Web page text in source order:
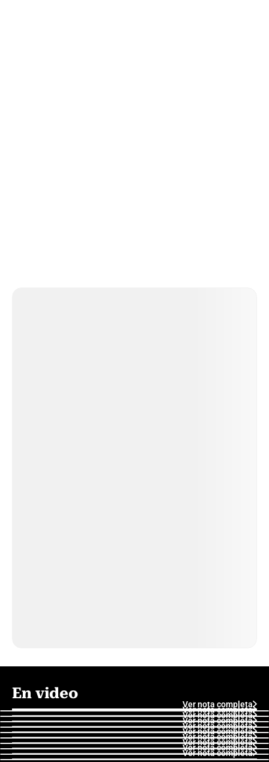
En video
Ver nota completa
Ver nota completa
Ver nota completa
Ver nota completa
Ver nota completa
Ver nota completa
Ver nota completa
Ver nota completa
Ver nota completa
Ver nota completa